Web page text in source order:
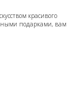
красивого
подарками, вам